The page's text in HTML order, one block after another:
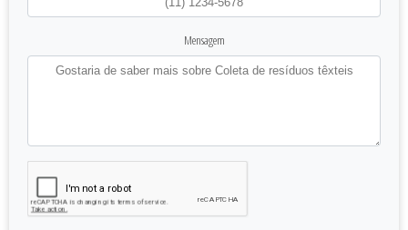
Mensagem